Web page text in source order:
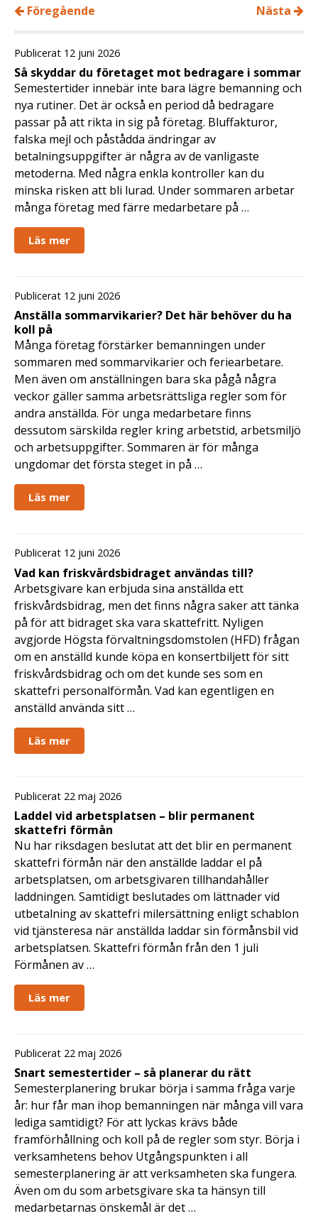
Föregående Nästa
Publicerat 12 juni 2026
Så skyddar du företaget mot bedragare i sommar
Semestertider innebär inte bara lägre bemanning och
nya rutiner. Det är också en period då bedragare
passar på att rikta in sig på företag. Bluffakturor,
falska mejl och påstådda ändringar av
betalningsuppgifter är några av de vanligaste
metoderna. Med några enkla kontroller kan du
minska risken att bli lurad. Under sommaren arbetar
många företag med färre medarbetare på …
Läs mer
Publicerat 12 juni 2026
Anställa sommarvikarier? Det här behöver du ha
koll på
Många företag förstärker bemanningen under
sommaren med sommarvikarier och feriearbetare.
Men även om anställningen bara ska pågå några
veckor gäller samma arbetsrättsliga regler som för
andra anställda. För unga medarbetare finns
dessutom särskilda regler kring arbetstid, arbetsmiljö
och arbetsuppgifter. Sommaren är för många
ungdomar det första steget in på …
Läs mer
Publicerat 12 juni 2026
Vad kan friskvårdsbidraget användas till?
Arbetsgivare kan erbjuda sina anställda ett
friskvårdsbidrag, men det finns några saker att tänka
på för att bidraget ska vara skattefritt. Nyligen
avgjorde Högsta förvaltningsdomstolen (HFD) frågan
om en anställd kunde köpa en konsertbiljett för sitt
friskvårdsbidrag och om det kunde ses som en
skattefri personalförmån. Vad kan egentligen en
anställd använda sitt …
Läs mer
Publicerat 22 maj 2026
Laddel vid arbetsplatsen – blir permanent
skattefri förmån
Nu har riksdagen beslutat att det blir en permanent
skattefri förmån när den anställde laddar el på
arbetsplatsen, om arbetsgivaren tillhandahåller
laddningen. Samtidigt beslutades om lättnader vid
utbetalning av skattefri milersättning enligt schablon
vid tjänsteresa när anställda laddar sin förmånsbil vid
arbetsplatsen. Skattefri förmån från den 1 juli
Förmånen av …
Läs mer
Publicerat 22 maj 2026
Snart semestertider – så planerar du rätt
Semesterplanering brukar börja i samma fråga varje
år: hur får man ihop bemanningen när många vill vara
lediga samtidigt? För att lyckas krävs både
framförhållning och koll på de regler som styr. Börja i
verksamhetens behov Utgångspunkten i all
semesterplanering är att verksamheten ska fungera.
Även om du som arbetsgivare ska ta hänsyn till
medarbetarnas önskemål är det …